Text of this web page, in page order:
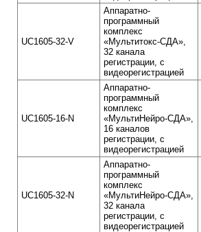
UC1605-32-V
Аппаратно-
программный
комплекс
«Мультитокс-СДА»,
32 канала
регистрации, с
видеорегистрацией
UC1605-16-N
Аппаратно-
программный
комплекс
«МультиНейро-СДА»,
16 каналов
регистрации, с
видеорегистрацией
UC1605-32-N
Аппаратно-
программный
комплекс
«МультиНейро-СДА»,
32 канала
регистрации, с
видеорегистрацией